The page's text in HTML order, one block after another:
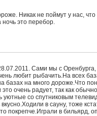
Никак не поймут у нас, что
ночь это перебор.
Сами мы с Оренбурга,
любит рыбачить.На всех
базах на много дороже.Что
очень радует, так как
уютные со спутниковым
в сауну, тоже
покрепче.Играли в бильярд,